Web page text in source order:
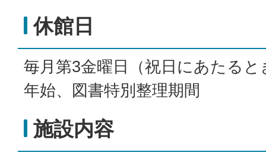
休館日
毎月第3金曜日（祝日にあたる
年始、図書特別整理期間
施設内容